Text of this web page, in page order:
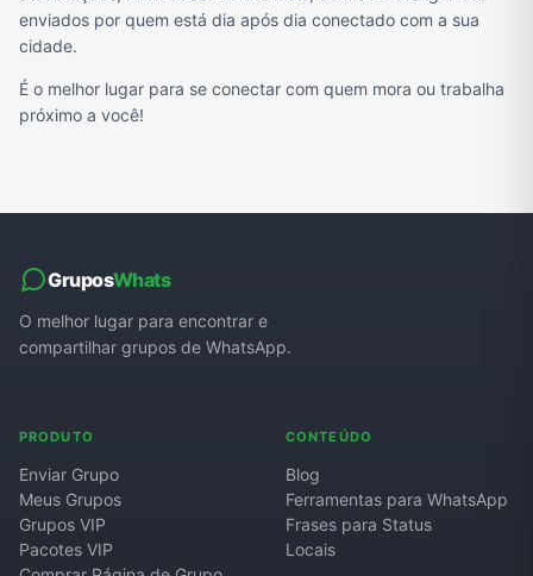
enviados por quem está dia após dia conectado com a sua
cidade.
É o melhor lugar para se conectar com quem mora ou trabalha
próximo a você!
GruposWhats
O melhor lugar para encontrar e
compartilhar grupos de WhatsApp.
PRODUTO
Enviar Grupo
Meus Grupos
Grupos VIP
Pacotes VIP
CONTEÚDO
Blog
Ferramentas para WhatsApp
Frases para Status
Locais